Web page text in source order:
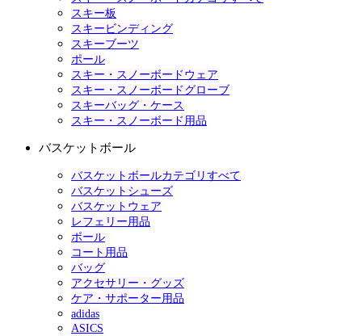
スキー板
スキービンディング
スキーブーツ
ポール
スキー・スノーボードウェア
スキー・スノーボードグローブ
スキーバッグ・ケース
スキー・スノーボード用品
バスケットボール
バスケットボールカテゴリすべて
バスケットシューズ
バスケットウェア
レフェリー用品
ボール
コート用品
バッグ
アクセサリー・グッズ
ケア・サポーター用品
adidas
ASICS